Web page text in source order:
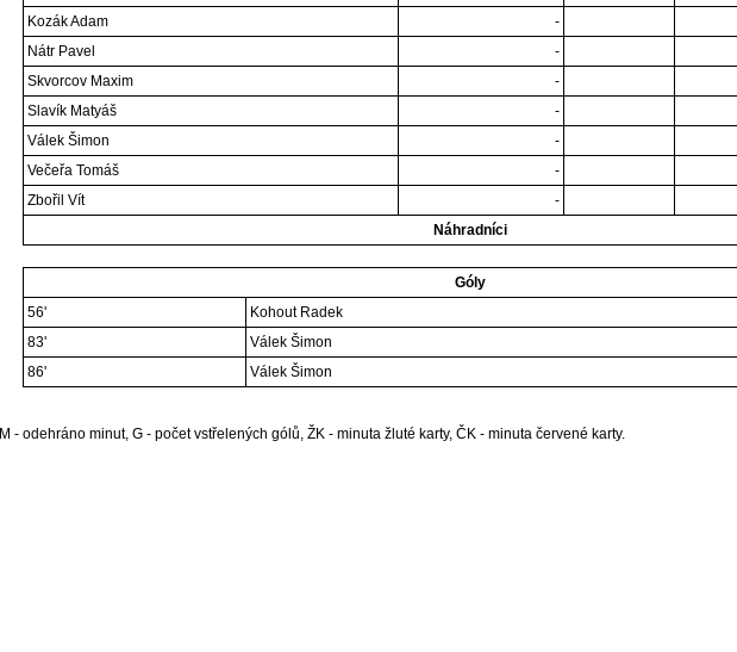
Kozák Adam
-
Nátr Pavel
-
Skvorcov Maxim
-
Slavík Matyáš
-
Válek Šimon
-
Večeřa Tomáš
-
Zbořil Vít
-
Náhradníci
Góly
56'
Kohout Radek
83'
Válek Šimon
86'
Válek Šimon
M - odehráno minut, G - počet vstřelených gólů, ŽK - minuta žluté karty, ČK - minuta červené karty.